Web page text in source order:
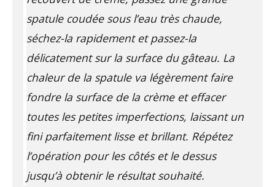
spatule coudée sous l’eau très chaude,
séchez-la rapidement et passez-la
délicatement sur la surface du gâteau. La
chaleur de la spatule va légèrement faire
fondre la surface de la crème et effacer
toutes les petites imperfections, laissant un
fini parfaitement lisse et brillant. Répétez
l’opération pour les côtés et le dessus
jusqu’à obtenir le résultat souhaité.